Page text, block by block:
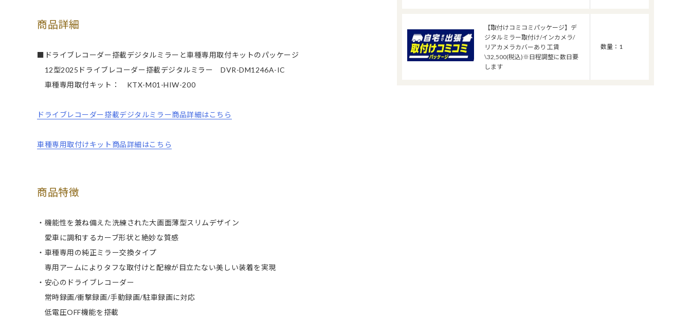
商品詳細
■ドライブレコーダー搭載デジタルミラーと車種専用取付キットのパッケージ
12型2025ドライブレコーダー搭載デジタルミラー DVR-DM1246A-IC
車種専用取付キット： KTX-M01-HIW-200
ドライブレコーダー搭載デジタルミラー商品詳細はこちら
車種専用取付けキット商品詳細はこちら
商品特徴
・機能性を兼ね備えた洗練された大画面薄型スリムデザイン
愛車に調和するカーブ形状と絶妙な質感
・車種専用の純正ミラー交換タイプ
専用アームによりタフな取付けと配線が目立たない美しい装着を実現
・安心のドライブレコーダー
常時録画/衝撃録画/手動録画/駐車録画に対応
低電圧OFF機能を搭載
【取付けコミコミパッケージ】デ
ジタルミラー取付け/インカメラ/
リアカメラカバーあり 工賃
\32,500(税込)※日程調整に数日要
します
数量：1